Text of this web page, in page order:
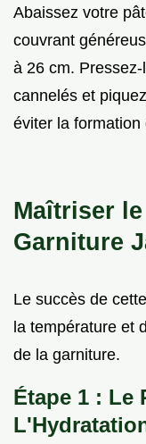
Abaissez votre
couvrant
à 26 cm.
cannelés et
éviter la formation
Maîtriser
Garniture
Le succès de cette
la température et
de la garniture.
Étape 1 : Le